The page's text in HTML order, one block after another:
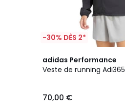
-30% DÈS 2*
adidas Performance
Veste de running Adi365
70,00 €
4,8
/ 5